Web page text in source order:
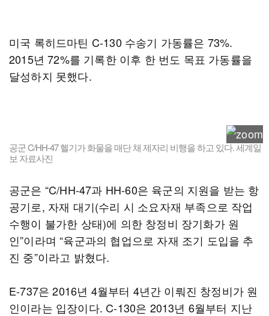
미국 록히드마틴 C-130 수송기 가동률은 73%.
2015년 72%를 기록한 이후 한 번도 목표 가동률을
달성하지 못했다.
공군 C/HH-47 헬기가 화물을 매단 채 제자리 비행을 하고 있다. 세계일
보 자료사진
공군은 “C/HH-47과 HH-60은 육군의 지원을 받는 항
공기로, 자재 대기(수리 시 소요자재 부족으로 작업
수행이 불가한 상태)에 의한 창정비 장기화가 원
인”이라며 “육군과의 협업으로 자재 조기 도입을 추
진 중”이라고 밝혔다.
E-737은 2016년 4월부터 4년간 이뤄진 창정비가 원
인이라는 입장이다. C-130은 2013년 6월부터 지난